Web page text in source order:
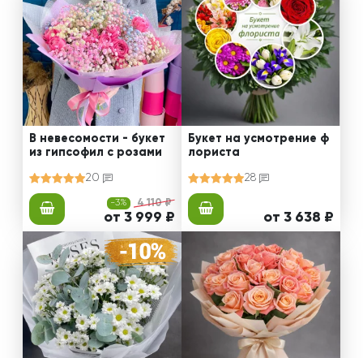
В невесомости - букет
из гипсофил с розами
20
-3% 4 110 ₽
от 3 999 ₽
Букет на усмотрение ф
лориста
28
от 3 638 ₽